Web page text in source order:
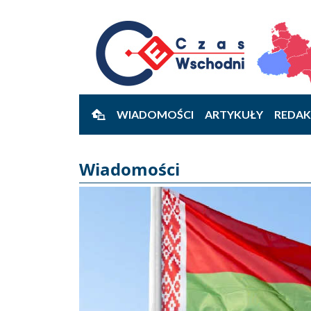
WIADOMOŚCI ARTYKUŁY
Wiadomości